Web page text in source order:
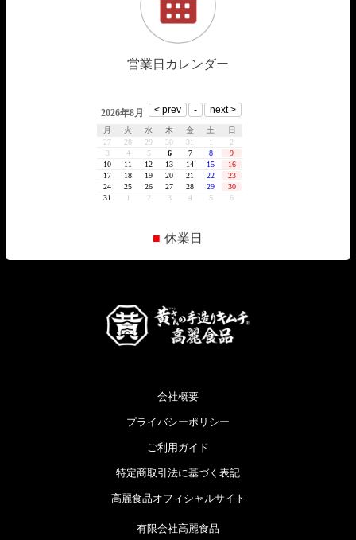
営業日カレンダー
■ 休業日
会社概要
プライバシーポリシー
ご利用ガイド
特定商取引法に基づく表記
高麗食品オフィシャルサイト
有限会社高麗食品